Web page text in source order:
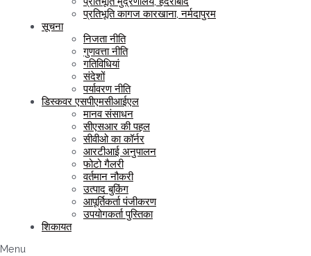
प्रतिभूति कागज कारखाना, नर्मदापुरम
सूचना
निजता नीति
गुणवत्ता नीति
गतिविधियां
संदेशों
पर्यावरण नीति
डिस्कवर एसपीएमसीआईएल
मानव संसाधन
सीएसआर की पहल
सीवीओ का कॉर्नर
आरटीआई अनुपालन
फोटो गैलरी
वर्तमान नौकरी
उत्पाद बुकिंग
आपूर्तिकर्ता पंजीकरण
उपयोगकर्ता पुस्तिका
शिकायत
Menu